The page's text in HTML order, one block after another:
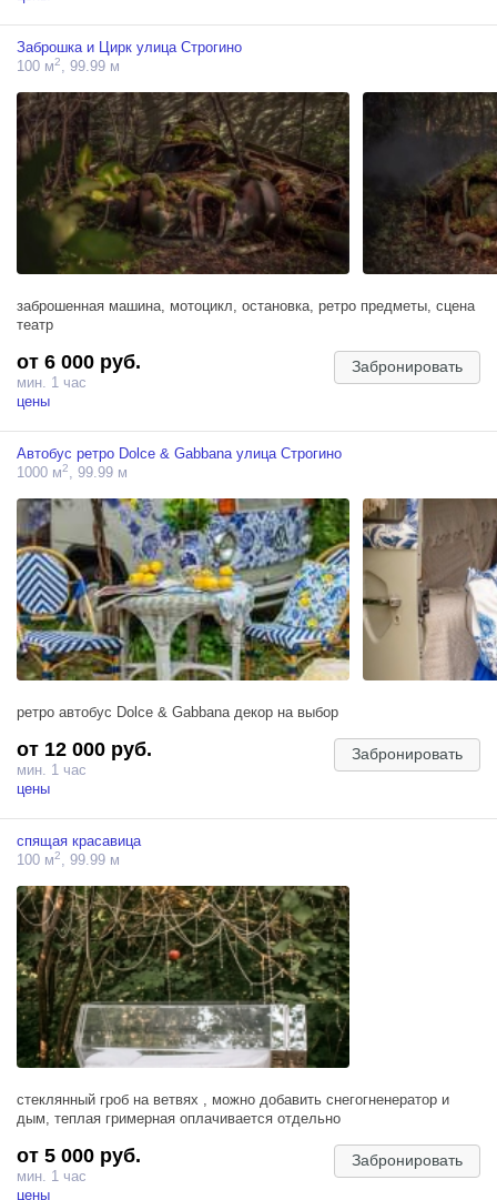
Заброшка и Цирк улица Строгино
100 м2 , 99.99 м
заброшенная машина, мотоцикл, остановка, ретро предметы, сцена
театр
от 6 000 руб.
мин. 1 час
цены
Забронировать
Автобус ретро Dolce & Gabbana улица Строгино
1000 м2 , 99.99 м
ретро автобус Dolce & Gabbana декор на выбор
от 12 000 руб.
мин. 1 час
цены
Забронировать
спящая красавица
100 м2, 99.99 м
стеклянный гроб на ветвях , можно добавить снегогненератор и
дым, теплая гримерная оплачивается отдельно
от 5 000 руб.
мин. 1 час
цены
Забронировать